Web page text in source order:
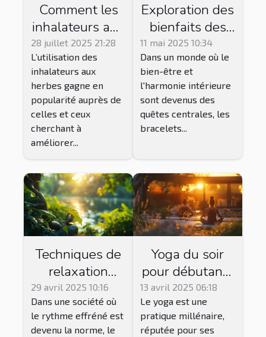
Comment les
inhalateurs aux
herbes
favorisent-ils le
bien-être
quotidien ?
28 juillet 2025 21:28
L’utilisation des
inhalateurs aux
herbes gagne en
popularité auprès de
celles et ceux
cherchant à
améliorer...
Exploration des
bienfaits des
bracelets
énergétiques et
spirituels
11 mai 2025 10:34
Dans un monde où le
bien-être et
l'harmonie intérieure
sont devenus des
quêtes centrales, les
bracelets...
Techniques de
relaxation
profonde pour
diminuer le
stress
29 avril 2025 10:16
Dans une société où
le rythme effréné est
devenu la norme, le
Yoga du soir
pour débutants
séquences
apaisantes
pour relâcher le
13 avril 2025 06:18
Le yoga est une
pratique millénaire,
réputée pour ses